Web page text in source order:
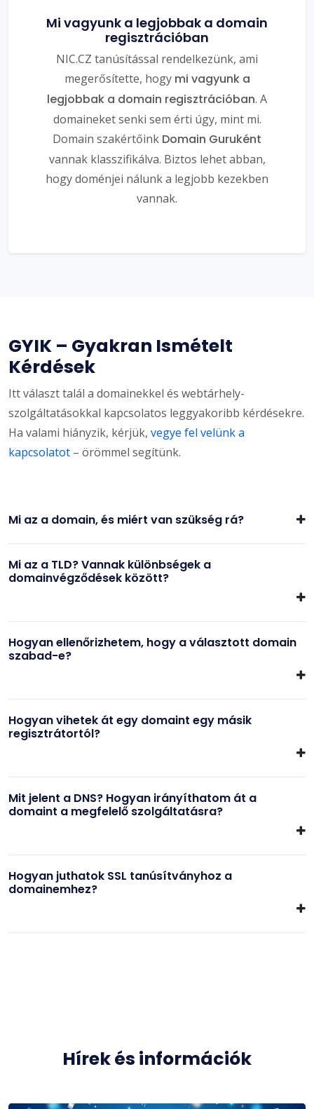
Mi vagyunk a legjobbak a domain
regisztrációban
NIC.CZ tanúsítással rendelkezünk, ami
megerősítette, hogy mi vagyunk a
legjobbak a domain regisztrációban. A
domaineket senki sem érti úgy, mint mi.
Domain szakértőink Domain Guruként
vannak klasszifikálva. Biztos lehet abban,
hogy doménjei nálunk a legjobb kezekben
vannak.
GYIK – Gyakran Ismételt
Kérdések
Itt választ talál a domainekkel és webtárhely-
szolgáltatásokkal kapcsolatos leggyakoribb kérdésekre.
Ha valami hiányzik, kérjük, vegye fel velünk a
kapcsolatot – örömmel segítünk.
Mi az a domain, és miért van szükség rá?
Mi az a TLD? Vannak különbségek a
domainvégződések között?
Hogyan ellenőrizhetem, hogy a választott domain
szabad-e?
Hogyan vihetek át egy domaint egy másik
regisztrátortól?
Mit jelent a DNS? Hogyan irányíthatom át a
domaint a megfelelő szolgáltatásra?
Hogyan juthatok SSL tanúsítványhoz a
domainemhez?
Hírek és információk